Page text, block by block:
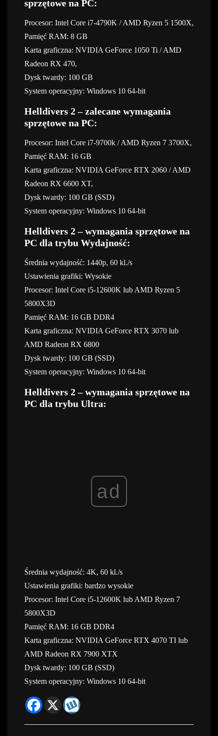
sprzętowe na PC:
Procesor: Intel Core i7-4790K / AMD Ryzen 5 1500X,
Pamięć RAM: 8 GB
Karta graficzna: NVIDIA GeForce 1050 Ti / AMD
Radeon RX 470,
Dysk twardy: 100 GB
System operacyjny: Windows 10 64-bit
Helldivers 2 – zalecane wymagania
sprzętowe na PC:
Procesor: Intel Core i7-9700k / AMD Ryzen 7 3700X,
Pamięć RAM: 16 GB
Karta graficzna: NVIDIA GeForce RTX 2060 / AMD
Radeon RX 6600 XT,
Dysk twardy: 100 GB (SSD)
System operacyjny: Windows 10 64-bit
Helldivers 2 – wymagania sprzętowe na
PC dla trybu Wydajność:
Średnia wydajność: 1440p, 60 kl./s
Ustawienia grafiki: Wysokie
Procesor: Intel Core i5-12600K lub AMD Ryzen 5
5800X3D
Pamięć RAM: 16 GB DDR4
Karta graficzna: NVIDIA GeForce RTX 3070 lub
AMD Radeon RX 6800
Dysk twardy: 100 GB (SSD)
System operacyjny: Windows 10 64-bit
Helldivers 2 – wymagania sprzętowe na
PC dla trybu Ultra:
ad
Średnia wydajność: 4K, 60 kl./s
Ustawienia grafiki: bardzo wysokie
Procesor: Intel Core i5-12600K lub AMD Ryzen 7
5800X3D
Pamięć RAM: 16 GB DDR4
Karta graficzna: NVIDIA GeForce RTX 4070 TI lub
AMD Radeon RX 7900 XTX
Dysk twardy: 100 GB (SSD)
System operacyjny: Windows 10 64-bit